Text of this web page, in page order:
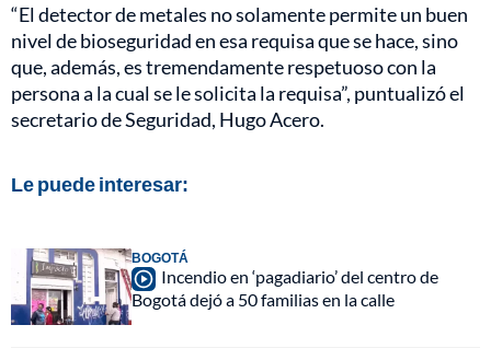
“El detector de metales no solamente permite un buen
nivel de bioseguridad en esa requisa que se hace, sino
que, además, es tremendamente respetuoso con la
persona a la cual se le solicita la requisa”, puntualizó el
secretario de Seguridad, Hugo Acero.
Le puede interesar:
BOGOTÁ
Incendio en ‘pagadiario’ del centro de
Bogotá dejó a 50 familias en la calle